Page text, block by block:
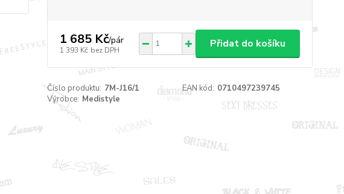
1 685 Kč/pár
1 393 Kč bez DPH
Přidat do košíku
Číslo produktu: 7M-J16/1 EAN kód: 0710497239745
Výrobce: Medistyle